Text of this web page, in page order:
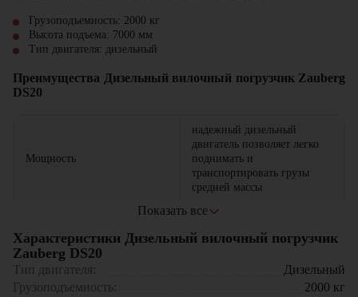
Грузоподъемность: 2000 кг
Высота подъема: 7000 мм
Тип двигателя: дизельный
Преимущества Дизельный вилочный погрузчик Zauberg
DS20
Мощность
надежный дизельный
двигатель позволяет легко
поднимать и
транспортировать грузы
средней массы
Надежность
прочная конструкция и
качественные
Показать все
Характеристики Дизельный вилочный погрузчик
Zauberg DS20
Тип двигателя:
Дизельный
Грузоподъемность:
2000 кг